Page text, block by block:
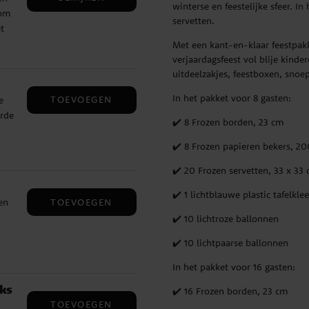
TOEVOEGEN
TOEVOEGEN
TOEVOEGEN
winterse en feestelijke sfeer.
servetten.
Met een kant-en-klaar
verjaardagsfeest vol blije
uitdeelzakjes, feestboxen,
In het pakket voor 8 gasten:
✔️ 8 Frozen borden, 23 cm
✔️ 8 Frozen papieren bekers,
✔️ 20 Frozen servetten, 33 x 33
✔️ 1 lichtblauwe plastic
✔️ 10 lichtroze ballonnen
✔️ 10 lichtpaarse ballonnen
In het pakket voor 16 gasten:
✔️ 16 Frozen borden, 23 cm